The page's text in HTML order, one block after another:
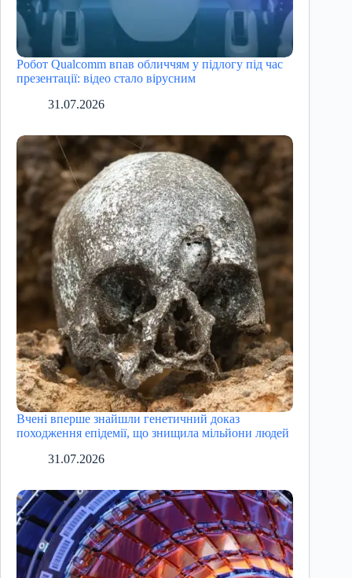
Робот Qualcomm впав обличчям у підлогу під час
презентації: відео стало вірусним
31.07.2026
Вчені вперше знайшли генетичний доказ
походження епідемії, що знищила мільйони людей
31.07.2026